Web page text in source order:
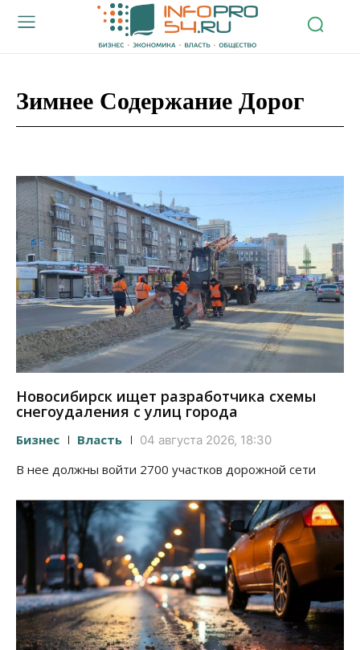
Зимнее Содержание Дорог
Новосибирск ищет разработчика схемы
снегоудаления с улиц города
Бизнес Власть 04 августа 2026, 18:30
В нее должны войти 2700 участков дорожной сети